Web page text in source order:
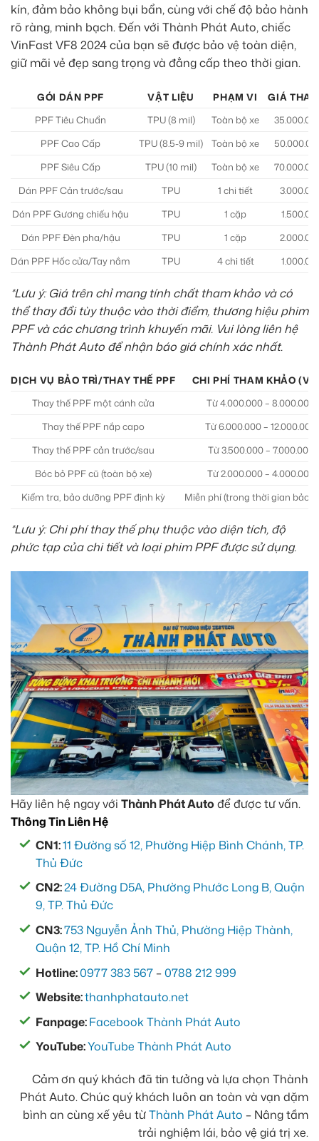
kín, đảm bảo không bụi bẩn, cùng với chế độ bảo hành
rõ ràng, minh bạch. Đến với Thành Phát Auto, chiếc
VinFast VF8 2024 của bạn sẽ được bảo vệ toàn diện,
giữ mãi vẻ đẹp sang trọng và đẳng cấp theo thời gian.
GÓI DÁN PPF VẬT LIỆU PHẠM VI
GIÁ
PPF Tiêu Chuẩn
TPU (8 mil) Toàn bộ xe
PPF Cao Cấp
TPU (8.5-9 mil) Toàn bộ xe
PPF Siêu Cấp
TPU (10 mil) Toàn bộ xe
Dán PPF Cản trước/sau
TPU 1 chi tiết
Dán PPF Gương chiếu hậu
TPU 1 cặp
Dán PPF Đèn pha/hậu
TPU 1 cặp
Dán PPF Hốc cửa/Tay nắm
TPU 4 chi tiết
*Lưu ý: Giá trên chỉ mang tính chất tham khảo và có
thể thay đổi tùy thuộc vào thời điểm, thương hiệu phim
PPF và các chương trình khuyến mãi. Vui lòng liên hệ
Thành Phát Auto để nhận báo giá chính xác nhất.
DỊCH VỤ BẢO TRÌ/THAY THẾ PPF
CHI PHÍ THAM KHẢO
Thay thế PPF một cánh cửa
Từ 4.000.000 – 8.000.000
Thay thế PPF nắp capo
Từ 6.000.000 – 12.000.000
Thay thế PPF cản trước/sau
Từ 3.500.000 – 7.000.000
Bóc bỏ PPF cũ (toàn bộ xe)
Từ 2.000.000 – 4.000.000
Kiểm tra, bảo dưỡng PPF định kỳ
Miễn phí (trong thời gian bảo
*Lưu ý: Chi phí thay thế phụ thuộc vào diện tích, độ
phức tạp của chi tiết và loại phim PPF được sử dụng.
Hãy liên hệ ngay với Thành Phát Auto để được tư vấn.
Thông Tin Liên Hệ
CN1:11 Đường số 12, Phường Hiệp Bình Chánh, TP.
Thủ Đức
CN2:24 Đường D5A, Phường Phước Long B, Quận
9, TP. Thủ Đức
CN3:753 Nguyễn Ảnh Thủ, Phường Hiệp Thành,
Quận 12, TP. Hồ Chí Minh
Hotline:0977 383 567 –0788 212 999
Website:thanhphatauto.net
Fanpage:Facebook Thành Phát Auto
YouTube:YouTube Thành Phát Auto
Cảm ơn quý khách đã tin tưởng và lựa chọn Thành
Phát Auto. Chúc quý khách luôn an toàn và vạn dặm
bình an cùng xế yêu từThành Phát Auto – Nâng tầm
trải nghiệm lái, bảo vệ giá trị xe.